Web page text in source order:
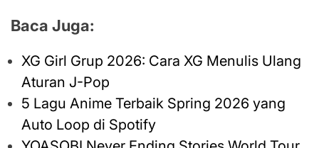
Baca Juga:
XG Girl Grup 2026: Cara XG Menulis Ulang
Aturan J-Pop
5 Lagu Anime Terbaik Spring 2026 yang
Auto Loop di Spotify